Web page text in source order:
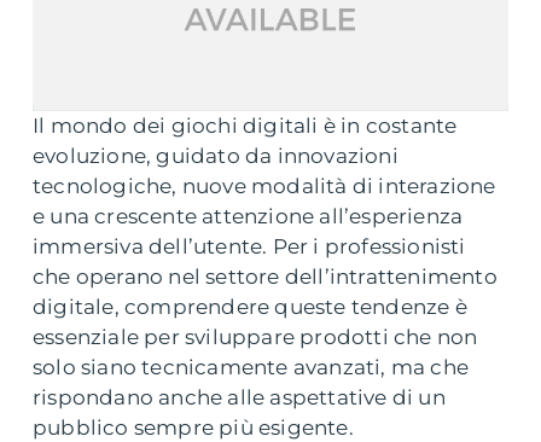
Il mondo dei giochi digitali è in costante
evoluzione, guidato da innovazioni
tecnologiche, nuove modalità di interazione
e una crescente attenzione all’esperienza
immersiva dell’utente. Per i professionisti
che operano nel settore dell’intrattenimento
digitale, comprendere queste tendenze è
essenziale per sviluppare prodotti che non
solo siano tecnicamente avanzati, ma che
rispondano anche alle aspettative di un
pubblico sempre più esigente.